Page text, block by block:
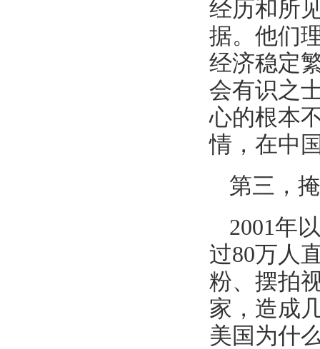
经历和所
据。他们
经济稳定
会有识之
心的根本
情，在中
第三，
2001年
过80万人
粉、摆拍
家，造成
美国为什